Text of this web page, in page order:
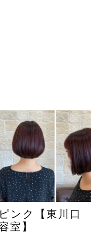
ピンク【東川口
室】